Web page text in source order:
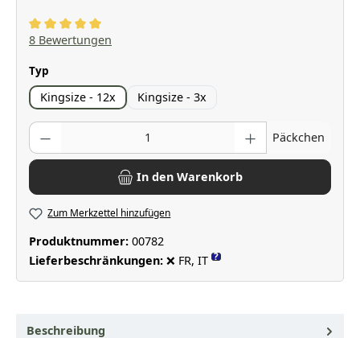
Durchschnittliche Bewertung von 5 von 5 Sternen
8 Bewertungen
Typ
Kingsize - 12x Kingsize - 3x
Produkt Anzahl: Gib den gewünschten Wert ein oder benutze die
Päckchen
In den Warenkorb
Zum Merkzettel hinzufügen
Produktnummer: 00782
Lieferbeschränkungen: ❌ FR, IT ?
Beschreibung